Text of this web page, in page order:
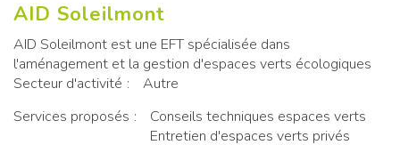
AID Soleilmont
AID Soleilmont est une EFT spécialisée dans
l'aménagement et la gestion d'espaces verts écologiques
Secteur d'activité
Autre
Services proposés
Conseils techniques espaces verts
Entretien d'espaces verts privés